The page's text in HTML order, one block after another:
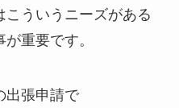
こういうニーズがある
重要です。
出張申請で